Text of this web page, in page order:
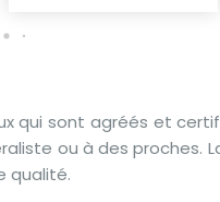
qui sont agréés et
ou à des proches.
qualité.